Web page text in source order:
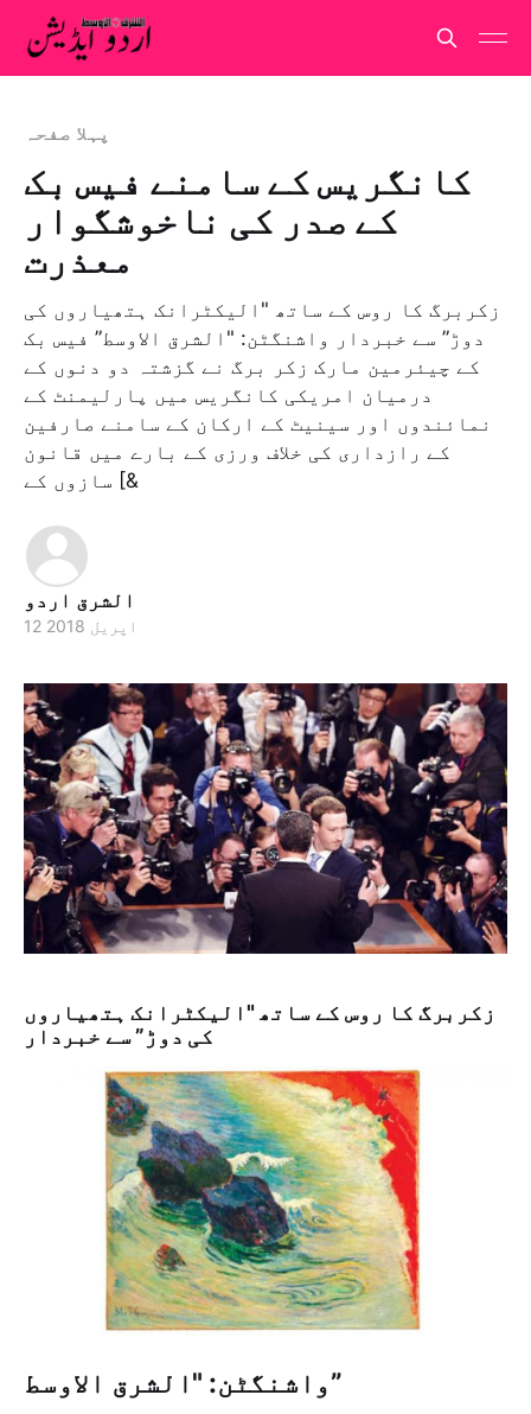
پہلا صفحہ
کانگریس کے سامنے فیس بک
کے صدر کی ناخوشگوار
معذرت
زکربرگ کا روس کے ساتھ "الیکٹرانک ہتھیاروں کی
دوڑ” سے خبردار واشنگٹن: "الشرق الاوسط” فیس بک
کے چیئرمین مارک زکر برگ نے گزشتہ دو دنوں کے
درمیان امریکی کانگریس میں پارلیمنٹ کے
نمائندوں اور سینیٹ کے ارکان کے سامنے صارفین
کے رازداری کی خلاف ورزی کے بارے میں قانون
سازوں کے [&
الشرق اردو
12 اپریل 2018
زکربرگ کا روس کے ساتھ "الیکٹرانک ہتھیاروں
کی دوڑ” سے خبردار
واشنگٹن: "الشرق الاوسط”